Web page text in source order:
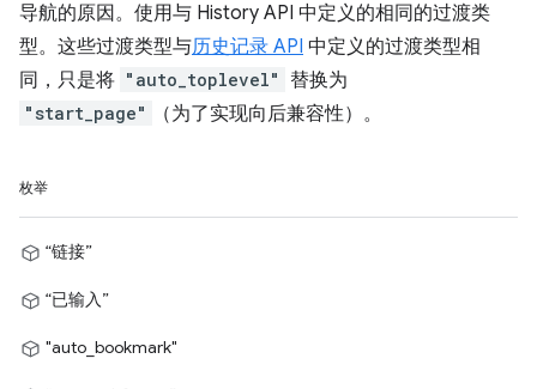
导航的原因。使用与 History API 中定义的相同的过渡类
型。这些过渡类型与历史记录 API 中定义的过渡类型相
同，只是将 "auto_toplevel" 替换为
"start_page" （为了实现向后兼容性）。
枚举
“链接”
“已输入”
"auto_bookmark"